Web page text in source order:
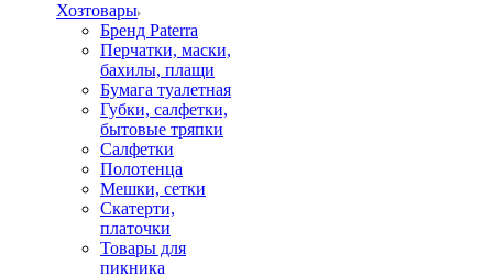
Хозтовары
Бренд Paterra
Перчатки, маски,
бахилы, плащи
Бумага туалетная
Губки, салфетки,
бытовые тряпки
Салфетки
Полотенца
Мешки, сетки
Скатерти,
платочки
Товары для
пикника